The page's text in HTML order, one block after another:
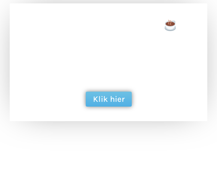
Klik hier